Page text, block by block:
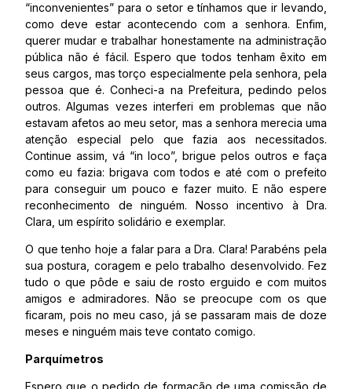
“inconvenientes” para o setor e tínhamos que ir levando,
como deve estar acontecendo com a senhora. Enfim,
querer mudar e trabalhar honestamente na administração
pública não é fácil. Espero que todos tenham êxito em
seus cargos, mas torço especialmente pela senhora, pela
pessoa que é. Conheci-a na Prefeitura, pedindo pelos
outros. Algumas vezes interferi em problemas que não
estavam afetos ao meu setor, mas a senhora merecia uma
atenção especial pelo que fazia aos necessitados.
Continue assim, vá “in loco”, brigue pelos outros e faça
como eu fazia: brigava com todos e até com o prefeito
para conseguir um pouco e fazer muito. E não espere
reconhecimento de ninguém. Nosso incentivo à Dra.
Clara, um espírito solidário e exemplar.
O que tenho hoje a falar para a Dra. Clara! Parabéns pela
sua postura, coragem e pelo trabalho desenvolvido. Fez
tudo o que pôde e saiu de rosto erguido e com muitos
amigos e admiradores. Não se preocupe com os que
ficaram, pois no meu caso, já se passaram mais de doze
meses e ninguém mais teve contato comigo.
Parquímetros
Espero que o pedido de formação de uma comissão de